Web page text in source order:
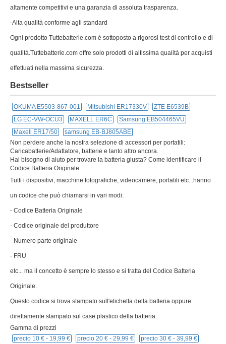
altamente competitivi e una garanzia di assoluta trasparenza.
-Alta qualità conforme agli standard
Ogni prodotto Tuttebatterie.com è sottoposto a rigorosi test di controllo e di
qualità.Tuttebatterie.com offre solo prodotti di altissima qualità per acquisti
effettuati nella massima sicurezza.
Bestseller
OKUMA E5503-867-001 Mitsubishi ER17330V
ZTE E6539B
LG EC-VW-OCU3
MAXELL ER6C
Samsung EB504465VU
Maxell ER17/50
samsung EB-BJ805ABE
Non perdere anche la nostra selezione di accessori per portatili:
Caricabatterie/Adattatore, batterie e tanto altro ancora.
Hai bisogno di aiuto per trovare la batteria giusta? Come identificare il
Codice Batteria Originale
Tutti i dispositivi, macchine fotografiche, videocamere, portatili etc...hanno
un codice che può chiamarsi in vari modi:
- Codice Batteria Originale
- Codice originale del produttore
- Numero parte originale
- FRU
etc... ma il concetto è sempre lo stesso e si tratta del Codice Batteria
Originale.
Questo codice si trova stampato sull'etichetta della batteria oppure
direttamente stampato sul case plastico della batteria.
Gamma di prezzi
precio 10 € - 19,99 € precio 20 € - 29,99 € precio 30 € - 39,99 €